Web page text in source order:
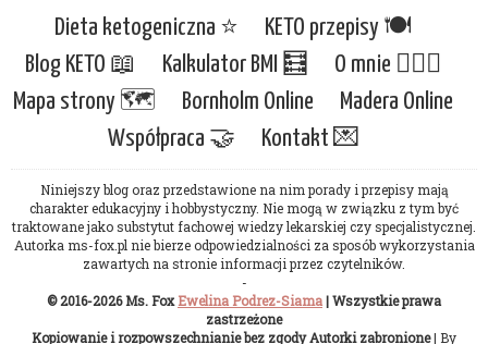
Dieta ketogeniczna ⭐️
KETO przepisy 🍽
Blog KETO 📖
Kalkulator BMI 🧮
O mnie 🙋🏻‍♀️
Mapa strony 🗺
Bornholm Online
Madera Online
Współpraca 🤝
Kontakt 💌
Niniejszy blog oraz przedstawione na nim porady i przepisy mają
charakter edukacyjny i hobbystyczny. Nie mogą w związku z tym być
traktowane jako substytut fachowej wiedzy lekarskiej czy specjalistycznej.
Autorka ms-fox.pl nie bierze odpowiedzialności za sposób wykorzystania
zawartych na stronie informacji przez czytelników.
-
© 2016-2026 Ms. Fox Ewelina Podrez-Siama| Wszystkie prawa
zastrzeżone
Kopiowanie i rozpowszechnianie bez zgody Autorki zabronione| By